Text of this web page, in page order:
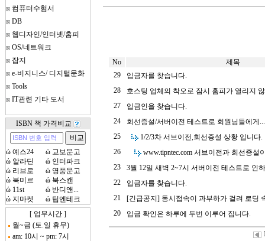
컴퓨터수험서
DB
웹디자인/인터넷/홈피
OS/네트워크
잡지
e-비지니스/ 디지털문화
Tools
IT관련 기타 도서
ISBN 책 가격비교
ώ 예스24 ώ 교보문고
ώ 알라딘 ώ 인터파크
ώ 리브로 ώ 영풍문고
ώ 북미르 ώ 북스캔
ώ 11st ώ 반디앤...
ώ 지마켓 ώ 팁엔테크
[ 업무시간 ]
월~금 (토.일 휴무)
am: 10시 ~ pm: 7시
No
제목
29
입금자를 찾습니다.
28
호스팅 업체의 착오로 잠시 홈피가 열리지
27
입금인을 찾습니다.
24
회선증설/서버이전 테스트로 회원님들에게
25
1/2/3차 서브이전,회선증설 상황 입니다.
26
www.tipntec.com 서브이전과 회선증설
23
3월 12일 새벽 2~7시 서버이전 테스트로 인
22
입금자를 찾습니다.
21
[긴급공지] 동시접속이 과부하가 걸려 로딩
20
입금 확인은 하루에 두번 이루어 집니다.